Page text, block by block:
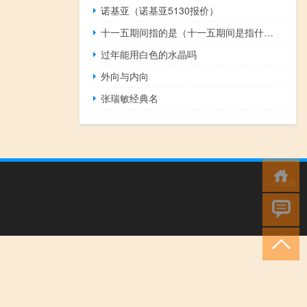
诺基亚（诺基亚5130报价）
十一五期间指的是（十一五期间是指什么时候）
过年能用白色的水晶吗
外向与内向
张瑞敏经典名
小男孩